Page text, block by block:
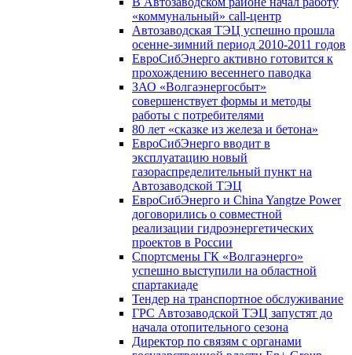
«коммунальный» call-центр
Автозаводская ТЭЦ успешно прошла
осенне-зимний период 2010-2011 годов
ЕвроСибЭнерго активно готовится к
прохождению весеннего паводка
ЗАО «Волгаэнергосбыт»
совершенствует формы и методы
работы с потребителями
80 лет «сказке из железа и бетона»
ЕвроСибЭнерго вводит в
эксплуатацию новый
газораспределительный пункт на
Автозаводской ТЭЦ
ЕвроСибЭнерго и China Yangtze Power
договорились о совместной
реализации гидроэнергетических
проектов в России
Спортсмены ГК «Волгаэнерго»
успешно выступили на областной
спартакиаде
Тендер на транспортное обслуживание
ГРС Автозаводской ТЭЦ запустят до
начала отопительного сезона
Директор по связям с органами